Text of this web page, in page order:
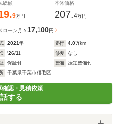
総額
9万円
本体価格
207.4万円
ローン 月々17,100円
2021年 走行 4.0万km
'26/11 修復
なし
保証付 整備
法定整備付
千葉県千葉市稲毛区
確認・見積依頼
する